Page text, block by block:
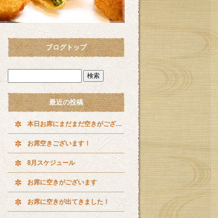
ブログトップ
最近の投稿
本日お席にまだまだ空きがございます^ ^
お席空きございます！
8月スケジュール
お席に空きがございます
お席に空きが出てきました！